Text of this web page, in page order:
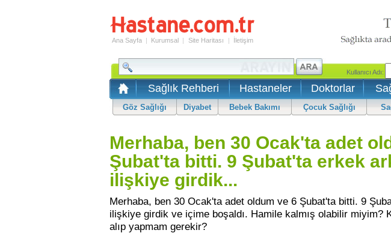
Ana Sayfa | Kurumsal | Site Haritası | İletişim
Sağlık Rehberi Hastaneler Doktorlar
Göz Sağlığı Diyabet Bebek Bakımı Çocuk Sağlığı
Merhaba, ben 30 Ocak'ta adet
Şubat'ta bitti. 9 Şubat'ta erkek
ilişkiye girdik...
Merhaba, ben 30 Ocak'ta adet oldum ve 6 Şubat'ta bitti. 9
ilişkiye girdik ve içime boşaldı. Hamile kalmış olabilir miyim?
alıp yapmam gerekir?